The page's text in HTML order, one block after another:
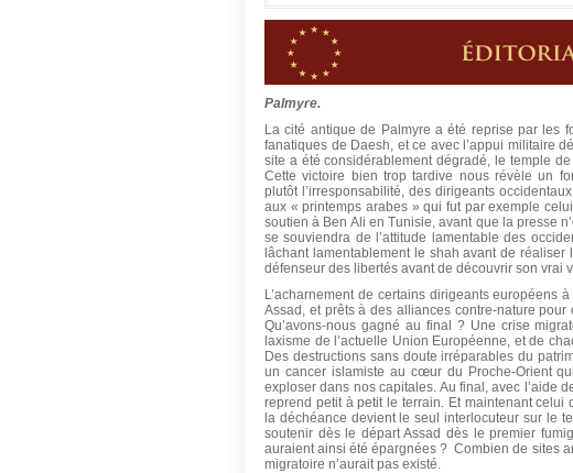
Palmyre.
La cité antique de Palmyre a été reprise par les
fanatiques de Daesh, et ce avec l’appui militaire
site a été considérablement dégradé, le temple
Cette victoire bien trop tardive nous révèle un
plutôt l’irresponsabilité, des dirigeants
aux « printemps arabes » qui fut par exemple
soutien à Ben Ali en Tunisie, avant que la presse
se souviendra de l’attitude lamentable des
lâchant lamentablement le shah avant de
défenseur des libertés avant de découvrir son vrai
L’acharnement de certains dirigeants européens
Assad, et prêts à des alliances contre-nature
Qu’avons-nous gagné au final ? Une crise
laxisme de l’actuelle Union Européenne, et de
Des destructions sans doute irréparables du
un cancer islamiste au cœur du Proche-Orient
exploser dans nos capitales. Au final, avec l’aide
reprend petit à petit le terrain. Et maintenant celui
la déchéance devient le seul interlocuteur sur le
soutenir dès le départ Assad dès le premier
auraient ainsi été épargnées ? Combien de sites
migratoire n’aurait pas existé.